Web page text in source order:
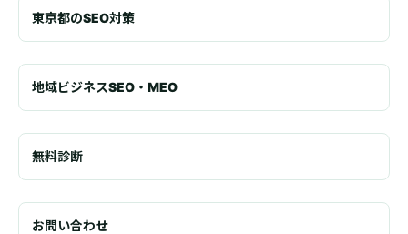
東京都のSEO対策
地域ビジネスSEO・MEO
無料診断
お問い合わせ